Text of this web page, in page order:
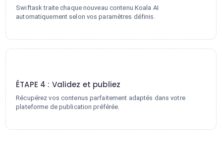
Swiftask traite chaque nouveau contenu Koala AI
automatiquement selon vos paramètres définis.
ÉTAPE 4 : Validez et publiez
Récupérez vos contenus parfaitement adaptés dans votre
plateforme de publication préférée.